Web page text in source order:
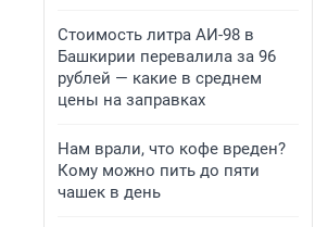
Стоимость литра АИ-98 в
Башкирии перевалила за 96
рублей — какие в среднем
цены на заправках
Нам врали, что кофе вреден?
Кому можно пить до пяти
чашек в день